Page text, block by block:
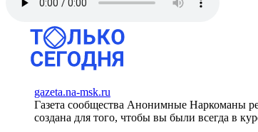
gazeta.na-msk.ru
Газета сообщества Анонимные Наркоманы
создана для того, чтобы вы были всегда в